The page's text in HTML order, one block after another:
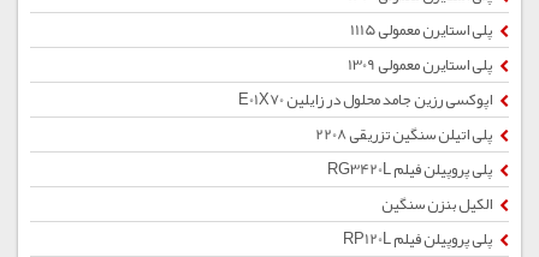
پلی استایرن معمولی 1115
پلی استایرن معمولی 1309
اپوکسی رزین جامد محلول در زایلین E01X70
پلی اتیلن سنگین تزریقی 2208
پلی پروپیلن فیلم RG3420L
الکیل بنزن سنگین
پلی پروپیلن فیلم RP120L